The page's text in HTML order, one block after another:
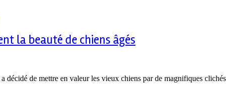
la beauté de chiens âgés
décidé de mettre en valeur les vieux chiens par de magnifiques